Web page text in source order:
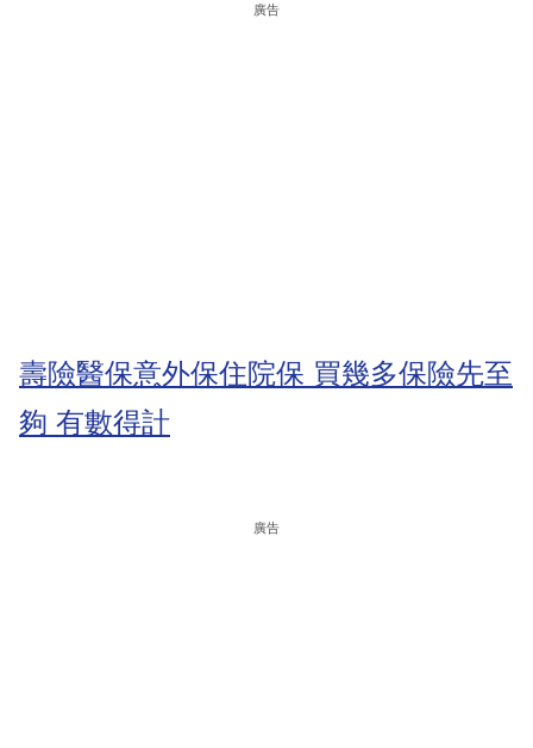
廣告
壽險醫保意外保住院保 買幾多保險先至
夠 有數得計
廣告